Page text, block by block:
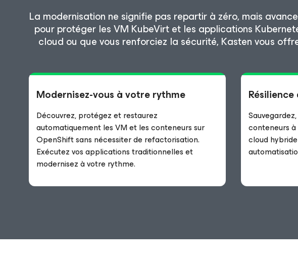
La modernisation ne signifie pas repartir à zéro, mais
pour protéger les VM KubeVirt et les applications
cloud ou que vous renforciez la sécurité, Kasten vous
Modernisez-vous à votre rythme
Découvrez, protégez et restaurez
automatiquement les VM et les conteneurs sur
OpenShift sans nécessiter de refactorisation.
Exécutez vos applications traditionnelles et
modernisez à votre rythme.
conteneurs
cloud